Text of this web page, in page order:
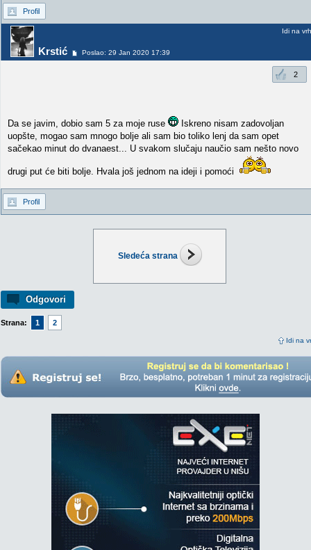
Sledeća strana
Odgovori
Strana: 1 2
Idi na
Profil
Krstić Poslao: 29 Jan 2020 17:39
Idi na vrh
2
Da se javim, dobio sam 5 za moje ruse
Iskreno nisam zadovoljan
uopšte, mogao sam mnogo bolje ali sam bio toliko lenj da sam opet
sačekao minut do dvanaest... U svakom slučaju naučio sam nešto novo
drugi put će biti bolje. Hvala još jednom na ideji i pomoći
Profil